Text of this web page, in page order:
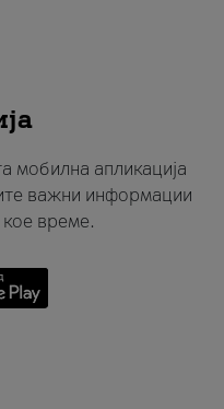
мобилна апликација
важни информации
време.